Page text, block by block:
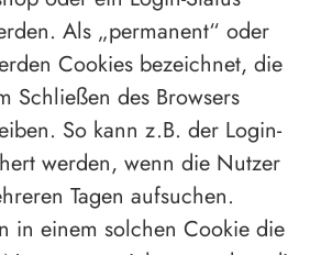
Als „permanent“ oder
Cookies bezeichnet, die
Schließen des Browsers
So kann z.B. der Login-
werden, wenn die Nutzer
Tagen aufsuchen.
in einem solchen Cookie die